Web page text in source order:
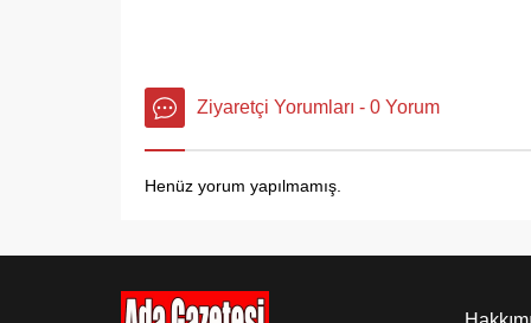
Ziyaretçi Yorumları - 0 Yorum
Henüz yorum yapılmamış.